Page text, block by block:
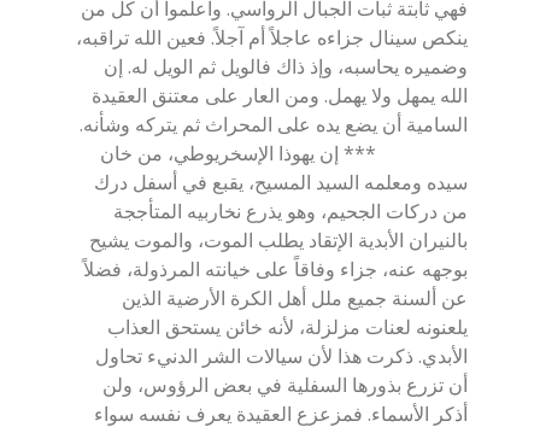
فهي ثابتة ثبات الجبال الرواسي. واعلموا أن كل من
ينكص سينال جزاءه عاجلاً أم آجلاً. فعين الله تراقبه،
وضميره يحاسبه، وإذ ذاك فالويل ثم الويل له. إن
الله يمهل ولا يهمل. ومن العار على معتنق العقيدة
السامية أن يضع يده على المحراث ثم يتركه وشأنه.
*** إن يهوذا الإسخريوطي، من خان
سيده ومعلمه السيد المسيح، يقبع في أسفل درك
من دركات الجحيم، وهو يذرع نخاربيه المتأججة
بالنيران الأبدية الإتقاد يطلب الموت، والموت يشيح
بوجهه عنه، جزاء وفاقاً على خيانته المرذولة، فضلاً
عن ألسنة جميع ملل أهل الكرة الأرضية الذين
يلعنونه لعنات مزلزلة، لأنه خائن يستحق العذاب
الأبدي. ذكرت هذا لأن سيالات الشر الدنيء تحاول
أن تزرع بذورها السفلية في بعض الرؤوس، ولن
أذكر الأسماء. فمزعزع العقيدة يعرف نفسه سواء